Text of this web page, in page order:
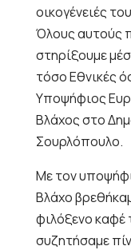
οικογένειές
Όλους αυτούς
στηρίξουμε
τόσο Εθνικές
Υποψήφιος
Βλάχος στο
Σουρλόπουλο.
Με τον
Βλάχο
φιλόξενο καφέ
συζητήσαμε